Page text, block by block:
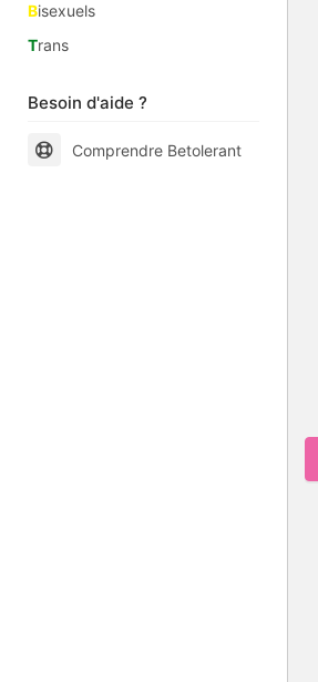
Bisexuels
Trans
Besoin d'aide ?
Comprendre Betolerant